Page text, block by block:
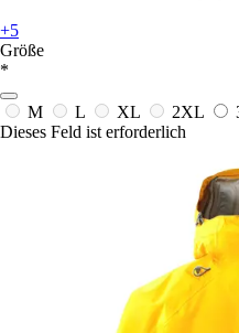
+5
Größe
*
M L XL 2XL
Dieses Feld ist erforderlich